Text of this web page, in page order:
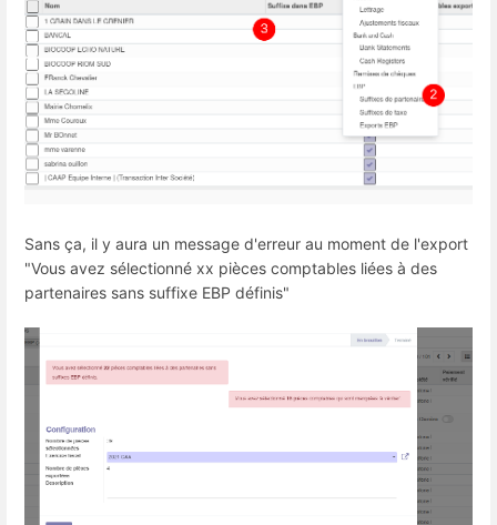
Sans ça, il y aura un message d'erreur au moment de l'export
"Vous avez sélectionné xx pièces comptables liées à des
partenaires sans suffixe EBP définis"